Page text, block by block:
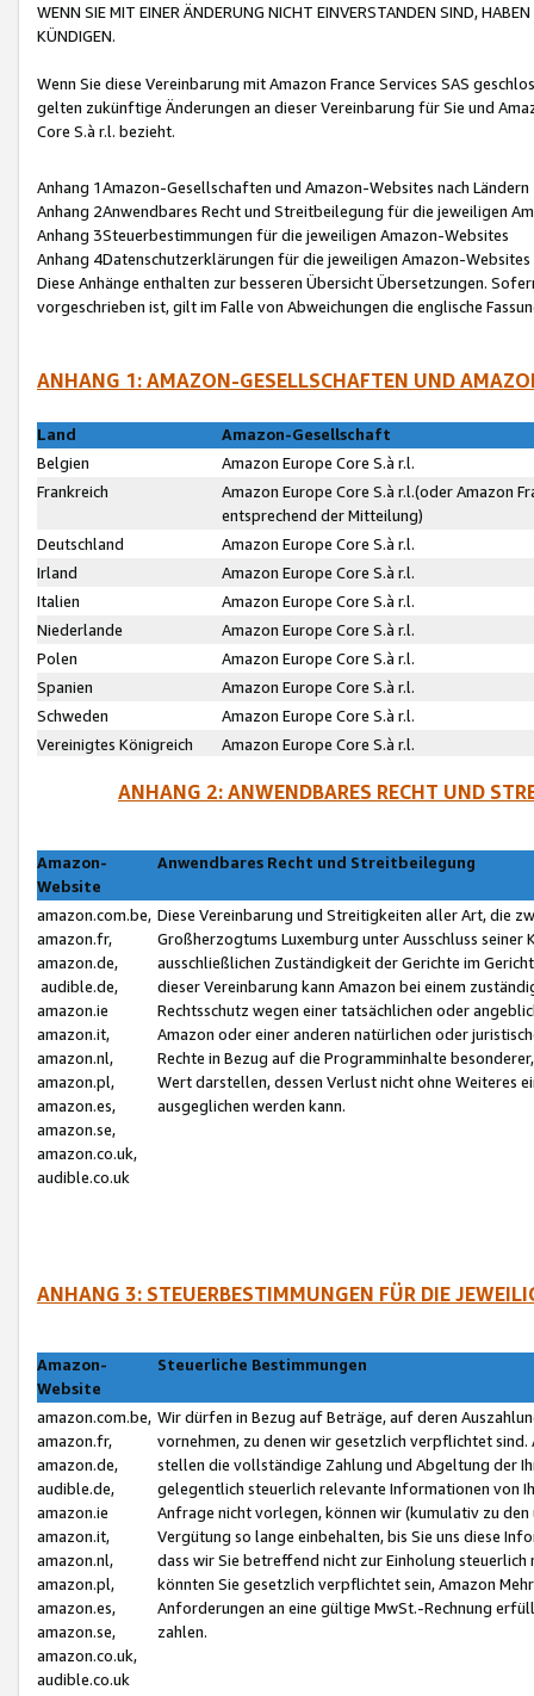
WENN SIE MIT EINER ÄNDERUNG NICHT EINVERSTANDEN SIND,
KÜNDIGEN.
Wenn Sie diese Vereinbarung mit Amazon France Services SAS
gelten zukünftige Änderungen an dieser Vereinbarung für Sie und
Core S.à r.l. bezieht.
Anhang 1Amazon-Gesellschaften und Amazon-Websites nach Ländern
Anhang 2Anwendbares Recht und Streitbeilegung für die jeweiligen
Anhang 3Steuerbestimmungen für die jeweiligen Amazon-Websites
Anhang 4Datenschutzerklärungen für die jeweiligen Amazon-Websites
Diese Anhänge enthalten zur besseren Übersicht Übersetzungen.
vorgeschrieben ist, gilt im Falle von Abweichungen die englische
ANHANG 1: AMAZON-GESELLSCHAFTEN UND
Land
Amazon-Gesellschaft
Belgien
Amazon Europe Core S.à r.l.
Frankreich
Amazon Europe Core S.à r.l.(oder Amazon
entsprechend der Mitteilung)
Deutschland
Amazon Europe Core S.à r.l.
Irland
Amazon Europe Core S.à r.l.
Italien
Amazon Europe Core S.à r.l.
Niederlande
Amazon Europe Core S.à r.l.
Polen
Amazon Europe Core S.à r.l.
Spanien
Amazon Europe Core S.à r.l.
Schweden
Amazon Europe Core S.à r.l.
Vereinigtes Königreich
Amazon Europe Core S.à r.l.
ANHANG 2: ANWENDBARES RECHT UND
Amazon-
Website
Anwendbares Recht und Streitbeilegung
amazon.com.be,
amazon.fr,
amazon.de,
audible.de,
amazon.ie
amazon.it,
amazon.nl,
amazon.pl,
amazon.es,
amazon.se,
amazon.co.uk,
audible.co.uk
Diese Vereinbarung und Streitigkeiten aller Art, die
Großherzogtums Luxemburg unter Ausschluss
ausschließlichen Zuständigkeit der Gerichte im
dieser Vereinbarung kann Amazon bei einem
Rechtsschutz wegen einer tatsächlichen oder
Amazon oder einer anderen natürlichen oder
Rechte in Bezug auf die Programminhalte
Wert darstellen, dessen Verlust nicht ohne Weiteres
ausgeglichen werden kann.
ANHANG 3: STEUERBESTIMMUNGEN FÜR DIE
Amazon-
Website
Steuerliche Bestimmungen
amazon.com.be,
amazon.fr,
amazon.de,
audible.de,
amazon.ie
amazon.it,
amazon.nl,
amazon.pl,
amazon.es,
amazon.se,
amazon.co.uk,
audible.co.uk
Wir dürfen in Bezug auf Beträge, auf deren
vornehmen, zu denen wir gesetzlich verpflichtet
stellen die vollständige Zahlung und Abgeltung der
gelegentlich steuerlich relevante Informationen von
Anfrage nicht vorlegen, können wir (kumulativ zu
Vergütung so lange einbehalten, bis Sie uns diese
dass wir Sie betreffend nicht zur Einholung
könnten Sie gesetzlich verpflichtet sein, Amazon
Anforderungen an eine gültige MwSt.-Rechnung
zahlen.